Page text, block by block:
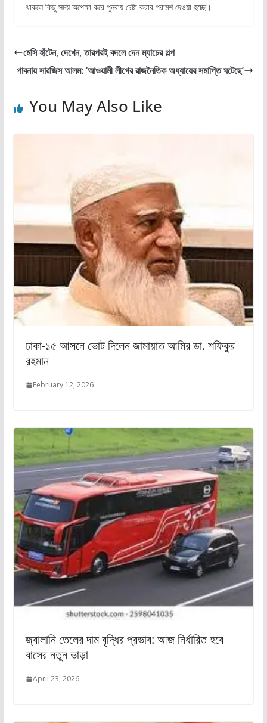
থাকলে কিছু সময় অপেক্ষা করে পুনরায় চেষ্টা করার পরামর্শ দেওয়া হচ্ছে।
মেসি হাঁটেন, দেখেন, তারপরই বদলে দেন ম্যাচের গল্প
পাবনায় সারজিস আলম: ‘আওয়ামী লীগের রাজনৈতিক অধ্যায়ের সমাপ্তি ঘটেছে’
You May Also Like
ঢাকা-১৫ আসনে ভোট দিলেন জামায়াত আমির ডা. শফিকুর
রহমান
February 12, 2026
জ্বালানি তেলের দাম বৃদ্ধির প্রভাব: আজ নির্ধারিত হবে
বাসের নতুন ভাড়া
April 23, 2026